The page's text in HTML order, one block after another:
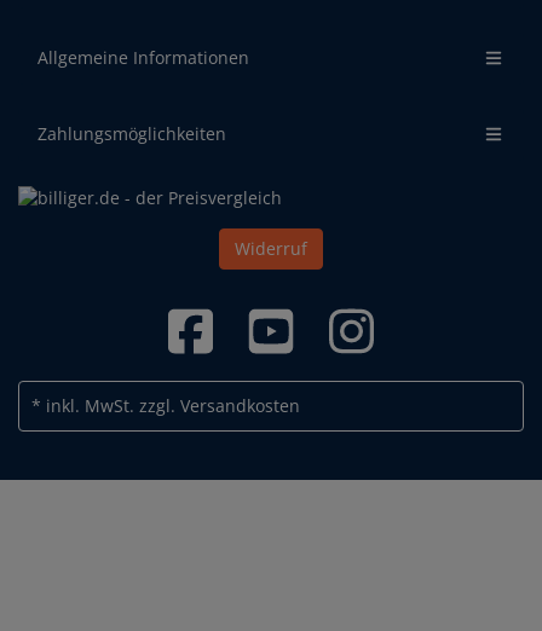
Allgemeine Informationen
Zahlungsmöglichkeiten
Widerruf
* inkl. MwSt. zzgl. Versandkosten